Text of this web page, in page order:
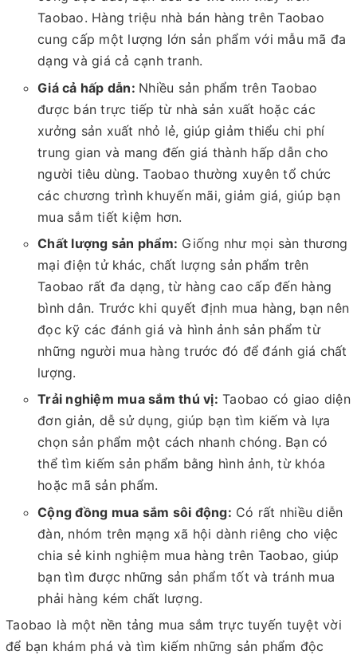
Taobao. Hàng triệu nhà bán hàng trên Taobao
cung cấp một lượng lớn sản phẩm với mẫu mã đa
dạng và giá cả cạnh tranh.
Giá cả hấp dẫn: Nhiều sản phẩm trên Taobao
được bán trực tiếp từ nhà sản xuất hoặc các
xưởng sản xuất nhỏ lẻ, giúp giảm thiểu chi phí
trung gian và mang đến giá thành hấp dẫn cho
người tiêu dùng. Taobao thường xuyên tổ chức
các chương trình khuyến mãi, giảm giá, giúp bạn
mua sắm tiết kiệm hơn.
Chất lượng sản phẩm: Giống như mọi sàn thương
mại điện tử khác, chất lượng sản phẩm trên
Taobao rất đa dạng, từ hàng cao cấp đến hàng
bình dân. Trước khi quyết định mua hàng, bạn nên
đọc kỹ các đánh giá và hình ảnh sản phẩm từ
những người mua hàng trước đó để đánh giá chất
lượng.
Trải nghiệm mua sắm thú vị: Taobao có giao diện
đơn giản, dễ sử dụng, giúp bạn tìm kiếm và lựa
chọn sản phẩm một cách nhanh chóng. Bạn có
thể tìm kiếm sản phẩm bằng hình ảnh, từ khóa
hoặc mã sản phẩm.
Cộng đồng mua sắm sôi động: Có rất nhiều diễn
đàn, nhóm trên mạng xã hội dành riêng cho việc
chia sẻ kinh nghiệm mua hàng trên Taobao, giúp
bạn tìm được những sản phẩm tốt và tránh mua
phải hàng kém chất lượng.
Taobao là một nền tảng mua sắm trực tuyến tuyệt vời
để bạn khám phá và tìm kiếm những sản phẩm độc